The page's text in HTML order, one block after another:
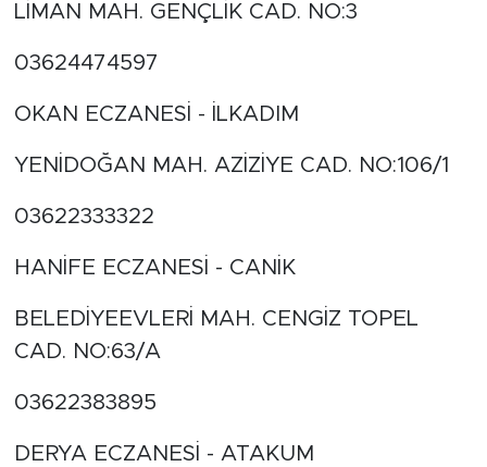
LİMAN MAH. GENÇLİK CAD. NO:3
03624474597
OKAN ECZANESİ - İLKADIM
YENİDOĞAN MAH. AZİZİYE CAD. NO:106/1
03622333322
HANİFE ECZANESİ - CANİK
BELEDİYEEVLERİ MAH. CENGİZ TOPEL
CAD. NO:63/A
03622383895
DERYA ECZANESİ - ATAKUM